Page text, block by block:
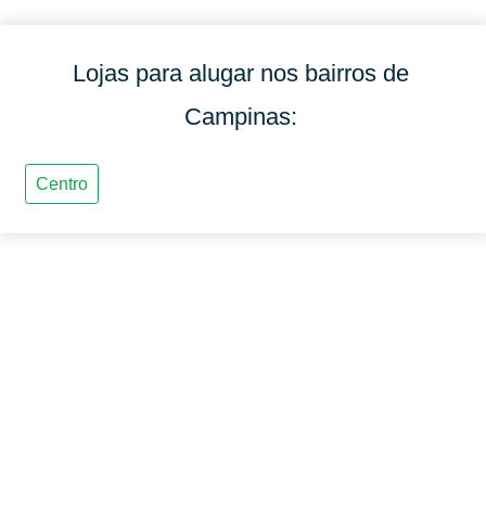
Lojas para alugar nos bairros de
Campinas: